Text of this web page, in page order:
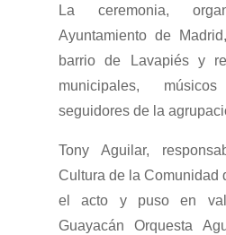
La ceremonia,
Ayuntamiento de
barrio de Lavapiés y
municipales,
seguidores de la
Tony Aguilar,
Cultura de la Comunidad
el acto y puso en
Guayacán Orquesta